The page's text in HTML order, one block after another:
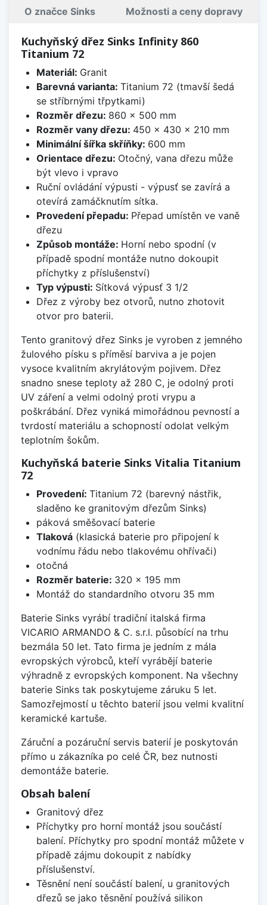
O značce Sinks Možnosti a ceny dopravy
Kuchyňský dřez Sinks Infinity 860
Titanium 72
Materiál: Granit
Barevná varianta: Titanium 72 (tmavší šedá
se stříbrnými třpytkami)
Rozměr dřezu: 860 x 500 mm
Rozměr vany dřezu: 450 x 430 x 210 mm
Minimální šířka skříňky: 600 mm
Orientace dřezu: Otočný, vana dřezu může
být vlevo i vpravo
Ruční ovládání výpusti - výpusť se zavírá a
otevírá zamáčknutím sítka.
Provedení přepadu: Přepad umístěn ve vaně
dřezu
Způsob montáže: Horní nebo spodní (v
případě spodní montáže nutno dokoupit
příchytky z příslušenství)
Typ výpusti: Sítková výpusť 3 1/2
Dřez z výroby bez otvorů, nutno zhotovit
otvor pro baterii.
Tento granitový dřez Sinks je vyroben z jemného
žulového písku s příměsí barviva a je pojen
vysoce kvalitním akrylátovým pojivem. Dřez
snadno snese teploty až 280 C, je odolný proti
UV záření a velmi odolný proti vrypu a
poškrábání. Dřez vyniká mimořádnou pevností a
tvrdostí materiálu a schopností odolat velkým
teplotním šokům.
Kuchyňská baterie Sinks Vitalia Titanium
72
Provedení: Titanium 72 (barevný nástřik,
sladěno ke granitovým dřezům Sinks)
páková směšovací baterie
Tlaková(klasická baterie pro připojení k
vodnímu řádu nebo tlakovému ohřívači)
otočná
Rozměr baterie: 320 x 195 mm
Montáž do standardního otvoru 35 mm
Baterie Sinks vyrábí tradiční italská firma
VICARIO ARMANDO & C. s.r.l. působící na trhu
bezmála 50 let. Tato firma je jedním z mála
evropských výrobců, kteří vyrábějí baterie
výhradně z evropských komponent. Na všechny
baterie Sinks tak poskytujeme záruku 5 let.
Samozřejmostí u těchto baterií jsou velmi kvalitní
keramické kartuše.
Záruční a pozáruční servis baterií je poskytován
přímo u zákazníka po celé ČR, bez nutnosti
demontáže baterie.
Obsah balení
Granitový dřez
Příchytky pro horní montáž jsou součástí
balení. Příchytky pro spodní montáž můžete v
případě zájmu dokoupit z nabídky
příslušenství.
Těsnění není součástí balení, u granitových
dřezů se jako těsnění používá silikon